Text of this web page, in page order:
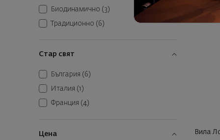
Биодинамично (3)
Традиционно (6)
Стар свят
България (6)
Италия (1)
Франция (4)
Цена
Вила